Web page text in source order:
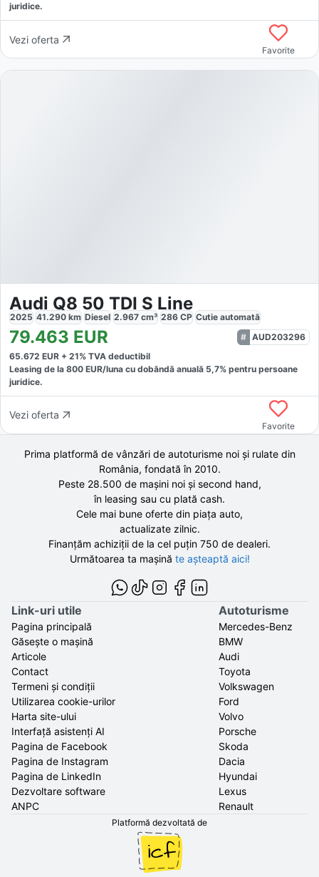
juridice.
Vezi oferta
Favorite
Audi Q8 50 TDI S Line
2025 41.290 km Diesel 2.967 cm³ 286 CP Cutie automată
79.463 EUR
AUD203296
65.672 EUR + 21% TVA deductibil
Leasing de la 800 EUR/luna cu dobăndă anuală 5,7% pentru persoane
juridice.
Vezi oferta
Favorite
Prima platformă de vânzări de autoturisme noi și rulate din
România, fondată în 2010.
Peste 28.500 demașini noi și second hand,
în leasing sau cu plată cash.
Cele mai bune oferte din piața auto,
actualizate zilnic.
Finanțăm achiziții de la cel puțin 750 de dealeri.
Următoarea ta mașină te așteaptă aici!
Link-uri utile
Pagina principală
Găsește o mașină
Articole
Contact
Termeni și condiții
Utilizarea cookie-urilor
Harta site-ului
Interfață asistenți AI
Pagina de Facebook
Pagina de Instagram
Pagina de LinkedIn
Dezvoltare software
ANPC
Autoturisme
Mercedes-Benz
BMW
Audi
Toyota
Volkswagen
Ford
Volvo
Porsche
Skoda
Dacia
Hyundai
Lexus
Renault
Platformă dezvoltată de